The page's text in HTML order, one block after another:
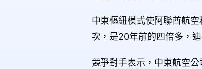
中東樞紐模式使阿聯酋航
次，是20年前的四倍多，
競爭對手表示，中東航空